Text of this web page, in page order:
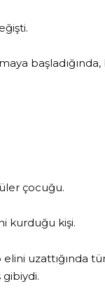
çocuğu.
kurduğu kişi.
uzattığında
gibiydi.